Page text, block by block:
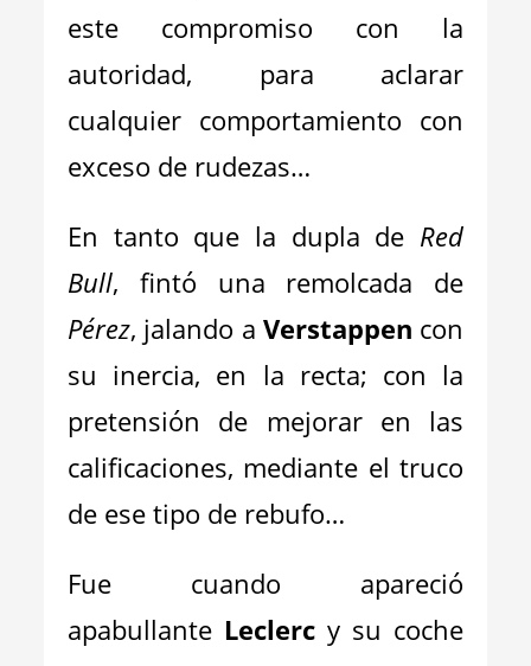
este compromiso con la
autoridad, para aclarar
cualquier comportamiento con
exceso de rudezas…
En tanto que la dupla de Red
Bull, fintó una remolcada de
Pérez, jalando a Verstappen con
su inercia, en la recta; con la
pretensión de mejorar en las
calificaciones, mediante el truco
de ese tipo de rebufo…
Fue cuando apareció
apabullante Leclerc y su coche